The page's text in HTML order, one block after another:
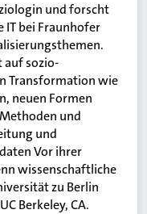
und forscht
bei Fraunhofer
auf sozio-
Transformation wie
neuen Formen
und
und
Vor ihrer
wissenschaftliche
zu Berlin
Berkeley, CA.